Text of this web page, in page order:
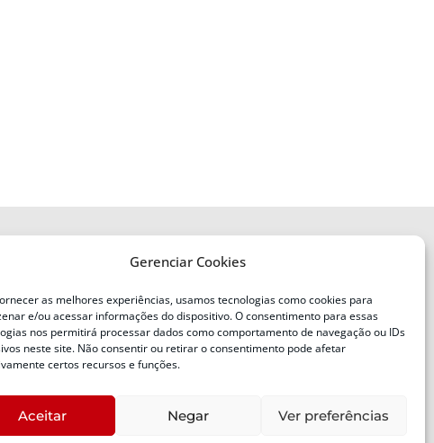
Gerenciar Cookies
as melhores experiências, usamos tecnologias como cookies para
e/ou acessar informações do dispositivo. O consentimento para essas
nos permitirá processar dados como comportamento de navegação ou IDs
neste site. Não consentir ou retirar o consentimento pode afetar
certos recursos e funções.
Aceitar Negar Ver preferências
a
Defesa Civil do Estado de Santa
Catarina
Av. Ivo Silveira, nº 2320
Bairro:
Capoeiras, Florianópolis, SC
88085-001